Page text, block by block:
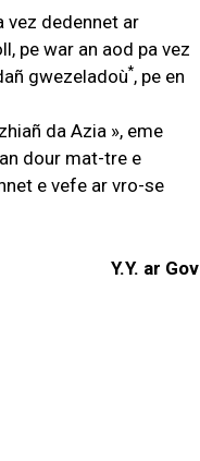
vez dedennet ar
pe war an aod pa vez
gwezeladoù*, pe en
da Azia », eme
dour mat-tre e
e vefe ar vro-se
Y.Y. ar Gov